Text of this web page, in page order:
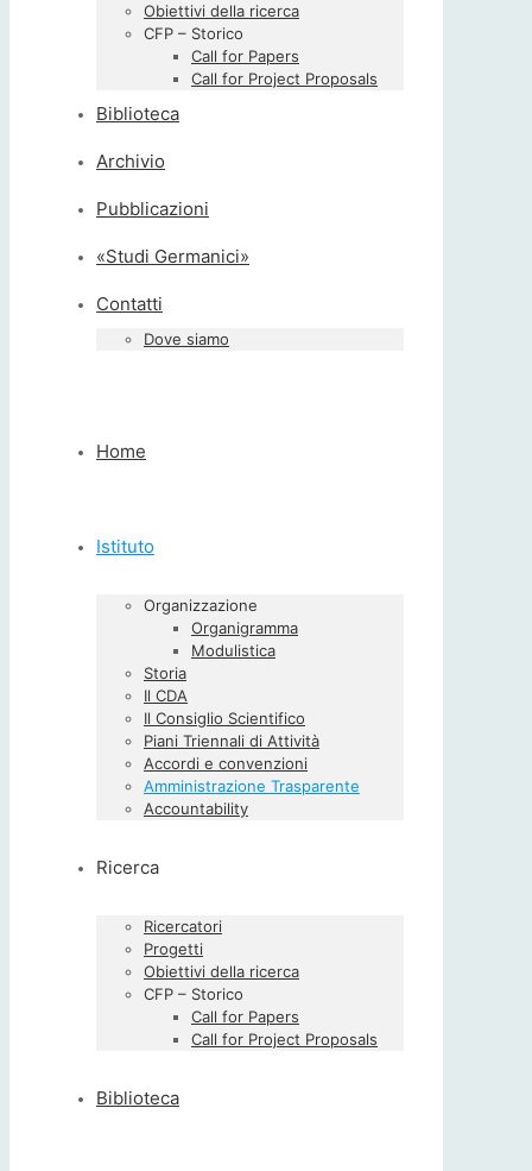
Obiettivi della ricerca
CFP – Storico
Call for Papers
Call for Project Proposals
Biblioteca
Archivio
Pubblicazioni
«Studi Germanici»
Contatti
Dove siamo
Home
Istituto
Organizzazione
Organigramma
Modulistica
Storia
Il CDA
Il Consiglio Scientifico
Piani Triennali di Attività
Accordi e convenzioni
Amministrazione Trasparente
Accountability
Ricerca
Ricercatori
Progetti
Obiettivi della ricerca
CFP – Storico
Call for Papers
Call for Project Proposals
Biblioteca